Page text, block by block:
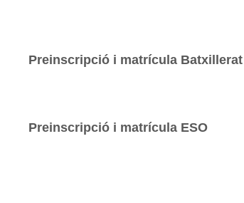
Preinscripció i matrícula Batxillerat
Preinscripció i matrícula ESO